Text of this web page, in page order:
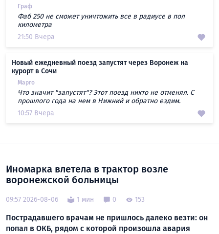
Граф
Фаб 250 не сможет уничтожить все в радиусе в пол
километра
21:50 Вчера
Новый ежедневный поезд запустят через Воронеж на
курорт в Сочи
Марго
Что значит "запустят"? Этот поезд никто не отменял. С
прошлого года на нем в Нижний и обратно ездим.
10:57 Вчера
Иномарка влетела в трактор возле
воронежской больницы
09:57 2026-08-06 1 мин 0 153
Пострадавшего врачам не пришлось далеко везти: он
попал в ОКБ, рядом с которой произошла авария